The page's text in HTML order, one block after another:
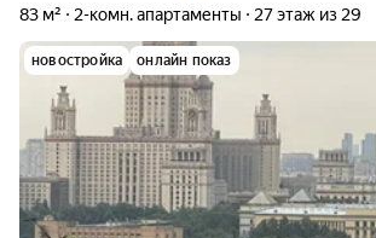
83 м² 2-комн. апартаменты 27 этаж из 29
новостройка онлайн показ